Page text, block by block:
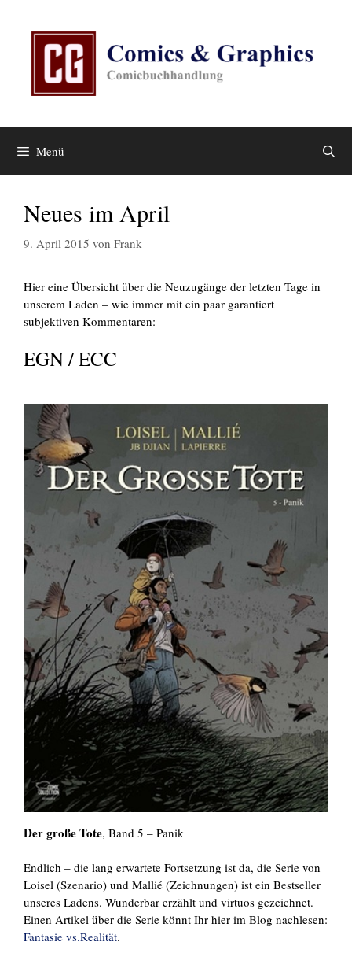
Menü
Neues im April
9. April 2015 von Frank
Hier eine Übersicht über die Neuzugänge der letzten Tage in
unserem Laden – wie immer mit ein paar garantiert
subjektiven Kommentaren:
EGN / ECC
Der große Tote, Band 5 – Panik
Endlich – die lang erwartete Fortsetzung ist da, die Serie von
Loisel (Szenario) und Mallié (Zeichnungen) ist ein Bestseller
unseres Ladens. Wunderbar erzählt und virtuos gezeichnet.
Einen Artikel über die Serie könnt Ihr hier im Blog nachlesen:
Fantasie vs.Realität.